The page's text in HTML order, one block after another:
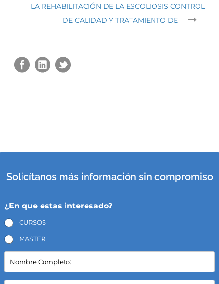
LA REHABILITACIÓN DE LA ESCOLIOSIS CONTROL
DE CALIDAD Y TRATAMIENTO DE
Solicítanos más información sin compromiso
¿En que estas interesado?
CURSOS
MASTER
N
m